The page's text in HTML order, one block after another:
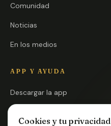
Comunidad
Noticias
En los medios
APP Y AYUDA
Descargar la app
Cookies y tu privacidad